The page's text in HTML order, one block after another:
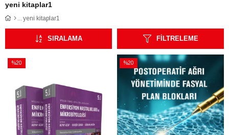
yeni kitaplar1
yeni kitaplar1
FILTRELEME
SIRALAMA
%20
%20
İndirim
%20İndirim